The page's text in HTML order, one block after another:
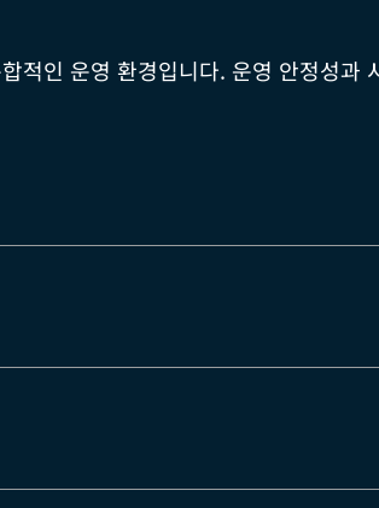
적인 운영 환경입니다. 운영 안정성과